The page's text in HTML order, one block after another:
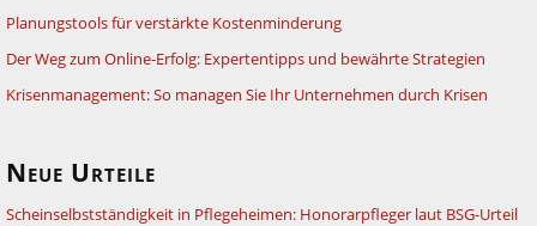
Planungstools für verstärkte Kostenminderung
Der Weg zum Online-Erfolg: Expertentipps und bewährte Strategien
Krisenmanagement: So managen Sie Ihr Unternehmen durch Krisen
Neue Urteile
Scheinselbstständigkeit in Pflegeheimen: Honorarpfleger laut BSG-Urteil